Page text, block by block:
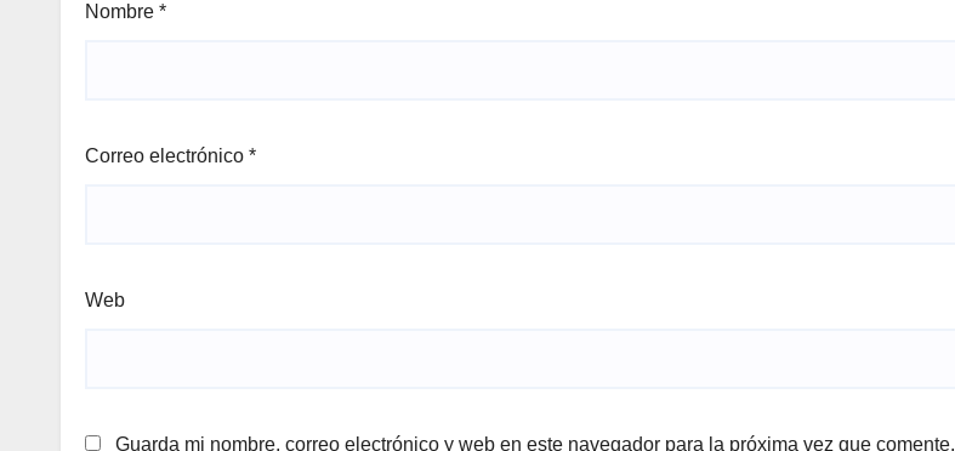
Nombre *
Correo electrónico *
Web
Guarda mi nombre, correo electrónico y web en este navegador para la próxima vez que comente.